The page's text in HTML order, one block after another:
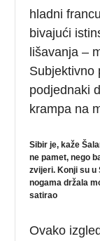
hladni
bivajući
lišavanja –
Subjektivno
podjednaki
krampa na
Sibir je, kaže
ne pamet, nego
zvijeri. Konji su u
nogama držala
satirao
Ovako